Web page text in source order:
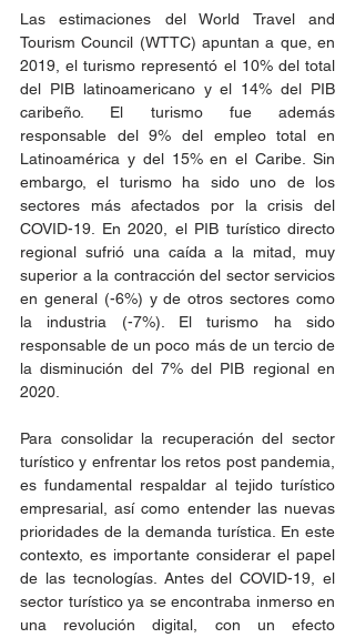
Las estimaciones del World Travel and
Tourism Council (WTTC) apuntan a que, en
2019, el turismo representó el 10% del total
del PIB latinoamericano y el 14% del PIB
caribeño. El turismo fue además
responsable del 9% del empleo total en
Latinoamérica y del 15% en el Caribe. Sin
embargo, el turismo ha sido uno de los
sectores más afectados por la crisis del
COVID-19. En 2020, el PIB turístico directo
regional sufrió una caída a la mitad, muy
superior a la contracción del sector servicios
en general (-6%) y de otros sectores como
la industria (-7%). El turismo ha sido
responsable de un poco más de un tercio de
la disminución del 7% del PIB regional en
2020.
Para consolidar la recuperación del sector
turístico y enfrentar los retos post pandemia,
es fundamental respaldar al tejido turístico
empresarial, así como entender las nuevas
prioridades de la demanda turística. En este
contexto, es importante considerar el papel
de las tecnologías. Antes del COVID-19, el
sector turístico ya se encontraba inmerso en
una revolución digital, con un efecto